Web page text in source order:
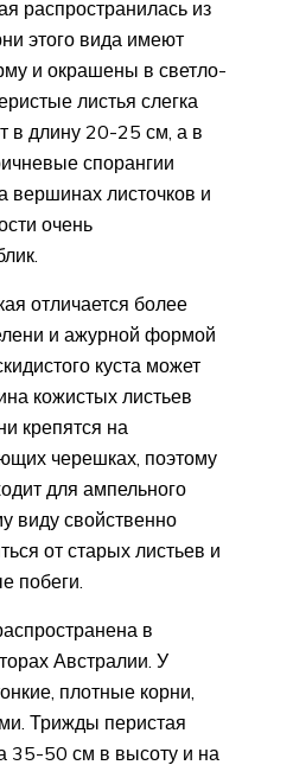
распространилась из
этого вида имеют
и окрашены в светло-
листья слегка
в длину 20-25 см, а в
спорангии
вершинах листочков и
очень
отличается более
и ажурной формой
куста может
кожистых листьев
крепятся на
черешках, поэтому
для ампельного
виду свойственно
от старых листьев и
побеги.
в
Австралии. У
плотные корни,
Трижды перистая
35-50 см в высоту и на